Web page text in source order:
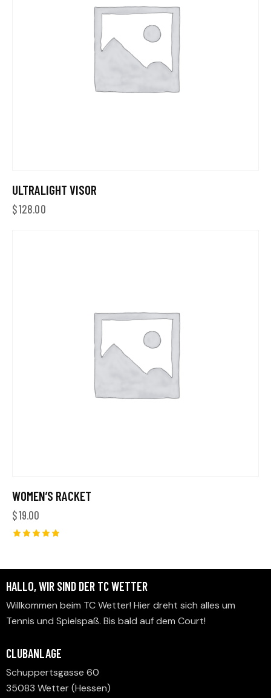
ULTRALIGHT VISOR
$128.00
WOMEN’S RACKET
$19.00
HALLO, WIR SIND DER TC WETTER
Willkommen beim TC Wetter! Hier dreht sich alles um
Tennis und Spielspaß. Bis bald auf dem Court!
CLUBANLAGE
Schuppertsgasse 60
35083 Wetter (Hessen)